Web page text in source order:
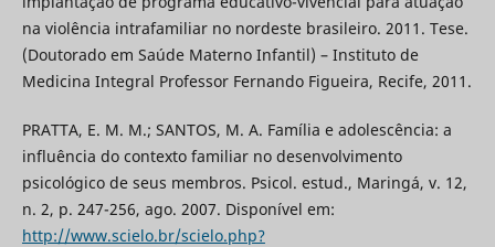
na violência intrafamiliar no nordeste brasileiro. 2011. Tese.
(Doutorado em Saúde Materno Infantil) – Instituto de
Medicina Integral Professor Fernando Figueira, Recife, 2011.
PRATTA, E. M. M.; SANTOS, M. A. Família e adolescência: a
influência do contexto familiar no desenvolvimento
psicológico de seus membros. Psicol. estud., Maringá, v. 12,
n. 2, p. 247-256, ago. 2007. Disponível em:
http://www.scielo.br/scielo.php?